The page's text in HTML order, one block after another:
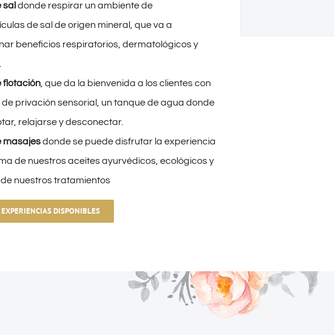
saldonde respirar un ambiente de
de sal de origen mineral, que va a
beneficios respiratorios, dermatológicos y
flotación , que da la bienvenida a los clientes con
privación sensorial, un tanque de agua donde
relajarse y desconectar.
masajesdonde se puede disfrutar la experiencia
de nuestros aceites ayurvédicos, ecológicos y
nuestros tratamientos
DISPONIBLES